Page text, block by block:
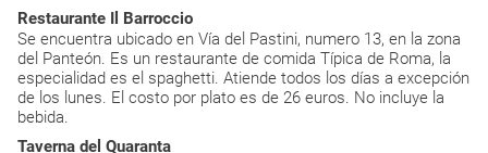
Restaurante Il Barroccio
Se encuentra ubicado en Vía del Pastini, numero 13, en la zona
del Panteón. Es un restaurante de comida Típica de Roma, la
especialidad es el spaghetti. Atiende todos los días a excepción
de los lunes. El costo por plato es de 26 euros. No incluye la
bebida.
Taverna del Quaranta